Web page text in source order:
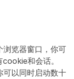
浏览器窗口，你可
和会话。
可以同时启动数十